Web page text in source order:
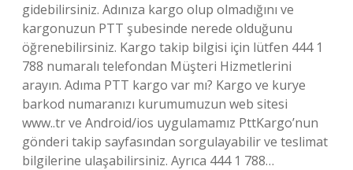
gidebilirsiniz. Adınıza kargo olup olmadığını ve
kargonuzun PTT şubesinde nerede olduğunu
öğrenebilirsiniz. Kargo takip bilgisi için lütfen 444 1
788 numaralı telefondan Müşteri Hizmetlerini
arayın. Adıma PTT kargo var mı? Kargo ve kurye
barkod numaranızı kurumumuzun web sitesi
www..tr ve Android/ios uygulamamız PttKargo’nun
gönderi takip sayfasından sorgulayabilir ve teslimat
bilgilerine ulaşabilirsiniz. Ayrıca 444 1 788…